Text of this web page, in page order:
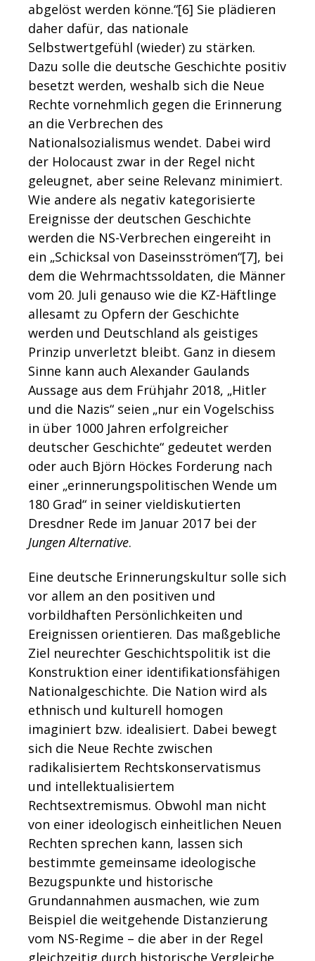
abgelöst werden könne.“[6] Sie plädieren
daher dafür, das nationale
Selbstwertgefühl (wieder) zu stärken.
Dazu solle die deutsche Geschichte positiv
besetzt werden, weshalb sich die Neue
Rechte vornehmlich gegen die Erinnerung
an die Verbrechen des
Nationalsozialismus wendet. Dabei wird
der Holocaust zwar in der Regel nicht
geleugnet, aber seine Relevanz minimiert.
Wie andere als negativ kategorisierte
Ereignisse der deutschen Geschichte
werden die NS-Verbrechen eingereiht in
ein „Schicksal von Daseinsströmen“[7], bei
dem die Wehrmachtssoldaten, die Männer
vom 20. Juli genauso wie die KZ-Häftlinge
allesamt zu Opfern der Geschichte
werden und Deutschland als geistiges
Prinzip unverletzt bleibt. Ganz in diesem
Sinne kann auch Alexander Gaulands
Aussage aus dem Frühjahr 2018, „Hitler
und die Nazis“ seien „nur ein Vogelschiss
in über 1000 Jahren erfolgreicher
deutscher Geschichte“ gedeutet werden
oder auch Björn Höckes Forderung nach
einer „erinnerungspolitischen Wende um
180 Grad“ in seiner vieldiskutierten
Dresdner Rede im Januar 2017 bei der
Jungen Alternative.
Eine deutsche Erinnerungskultur solle sich
vor allem an den positiven und
vorbildhaften Persönlichkeiten und
Ereignissen orientieren. Das maßgebliche
Ziel neurechter Geschichtspolitik ist die
Konstruktion einer identifikationsfähigen
Nationalgeschichte. Die Nation wird als
ethnisch und kulturell homogen
imaginiert bzw. idealisiert. Dabei bewegt
sich die Neue Rechte zwischen
radikalisiertem Rechtskonservatismus
und intellektualisiertem
Rechtsextremismus. Obwohl man nicht
von einer ideologisch einheitlichen Neuen
Rechten sprechen kann, lassen sich
bestimmte gemeinsame ideologische
Bezugspunkte und historische
Grundannahmen ausmachen, wie zum
Beispiel die weitgehende Distanzierung
vom NS-Regime – die aber in der Regel
gleichzeitig durch historische Vergleiche